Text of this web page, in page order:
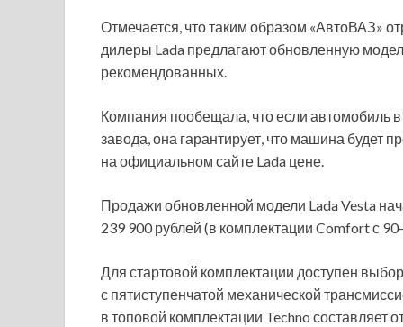
Отмечается, что таким образом «АвтоВАЗ»
дилеры Lada предлагают обновленную
рекомендованных.
Компания пообещала, что если автомобиль
завода, она гарантирует, что машина будет
на официальном сайте Lada цене.
Продажи обновленной модели Lada Vesta
239 900 рублей (в комплектации Comfort с
Для стартовой комплектации доступен
с пятиступенчатой механической
в топовой комплектации Techno составляет